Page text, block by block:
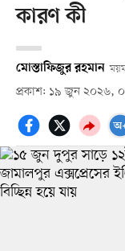
কারণ কী
মোস্তাফিজুর রহমান
প্রকাশ: ১৯ জুন ২০২৬,